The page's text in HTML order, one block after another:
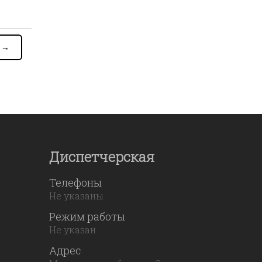
→
Диспетчерская
Телефоны
Не указаны
Режим работы
Не указан
Адрес